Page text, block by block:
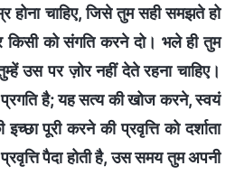
होना चाहिए, जिसे तुम सही समझते हो
को संगति करने दो। भले ही तुम
उस पर ज़ोर नहीं देते रहना चाहिए।
है; यह सत्‍य की खोज करने, स्‍वयं
पूरी करने की प्रवृत्ति को दर्शाता
पैदा होती है, उस समय तुम अपनी